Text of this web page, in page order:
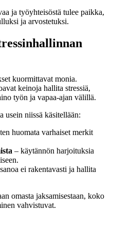
ja työyhteisöstä tulee paikka,
ja arvostetuksi.
kuormittavat monia.
keinoja hallita stressiä,
työn ja vapaa-ajan välillä.
usein niissä käsitellään:
huomata varhaiset merkit
– käytännön harjoituksia
ei rakentavasti ja hallita
omasta jaksamisestaan, koko
vahvistuvat.